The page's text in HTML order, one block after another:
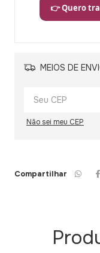
👉 Quero
MEIOS DE
Não sei meu CEP
Compartilhar